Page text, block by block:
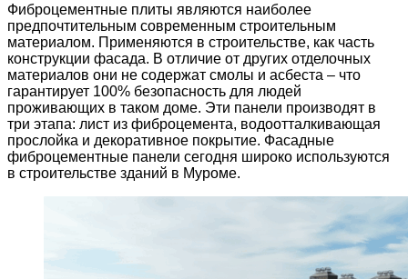
Фиброцементные плиты являются наиболее
предпочтительным современным строительным
материалом. Применяются в строительстве, как часть
конструкции фасада. В отличие от других отделочных
материалов они не содержат смолы и асбеста – что
гарантирует 100% безопасность для людей
проживающих в таком доме. Эти панели производят в
три этапа: лист из фиброцемента, водоотталкивающая
прослойка и декоративное покрытие. Фасадные
фиброцементные панели сегодня широко используются
в строительстве зданий в Муроме.